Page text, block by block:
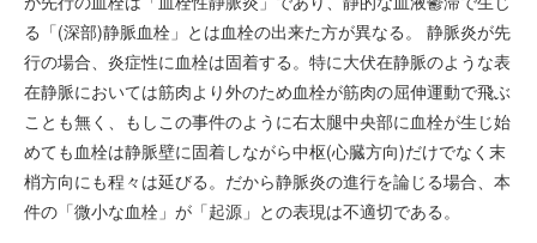
る「(深部)静脈血栓」とは血栓の出来た方が異なる。 静脈炎が先
行の場合、炎症性に血栓は固着する。特に大伏在静脈のような表
在静脈においては筋肉より外のため血栓が筋肉の屈伸運動で飛ぶ
ことも無く、もしこの事件のように右太腿中央部に血栓が生じ始
めても血栓は静脈壁に固着しながら中枢(心臓方向)だけでなく末
梢方向にも程々は延びる。だから静脈炎の進行を論じる場合、本
件の「微小な血栓」が「起源」との表現は不適切である。